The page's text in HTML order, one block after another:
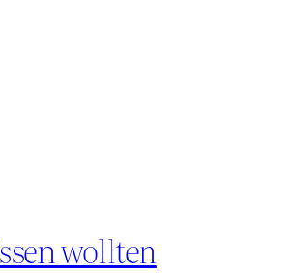
wollten